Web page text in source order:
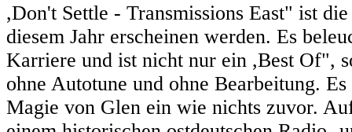
,Don't Settle - Transmissions East" ist
diesem Jahr erscheinen werden. Es
Karriere und ist nicht nur ein ,Best Of",
ohne Autotune und ohne Bearbeitung.
Magie von Glen ein wie nichts zuvor.